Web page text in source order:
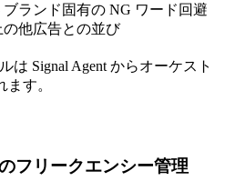
ブランド固有の NG ワード回避
他広告との並び
は Signal Agent からオーケスト
す。
フリークエンシー管理